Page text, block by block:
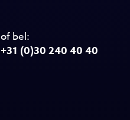
of bel:
+31 (0)30 240 40 40